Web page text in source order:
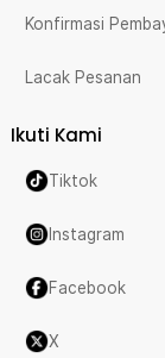
Konfirmasi
Lacak Pesanan
Ikuti Kami
Tiktok
Instagram
Facebook
X